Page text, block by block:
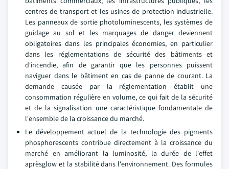
centres de transport et les usines de protection industrielle.
Les panneaux de sortie photoluminescents, les systèmes de
guidage au sol et les marquages de danger deviennent
obligatoires dans les principales économies, en particulier
dans les réglementations de sécurité des bâtiments et
d'incendie, afin de garantir que les personnes puissent
naviguer dans le bâtiment en cas de panne de courant. La
demande causée par la réglementation établit une
consommation régulière en volume, ce qui fait de la sécurité
et de la signalisation une caractéristique fondamentale de
l'ensemble de la croissance du marché.
Le développement actuel de la technologie des pigments
phosphorescents contribue directement à la croissance du
marché en améliorant la luminosité, la durée de l'effet
aprèsglow et la stabilité dans l'environnement. Des formules